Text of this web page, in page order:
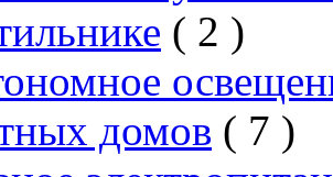
( 2 )
домов ( 7 )